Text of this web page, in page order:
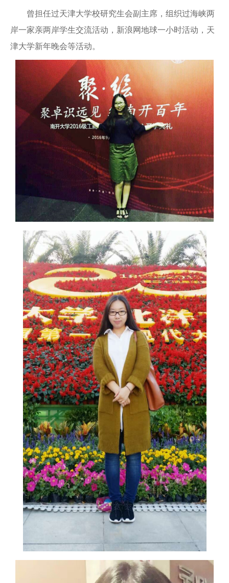
曾担任过天津大学校研究生会副主席，组织过海峡两
岸一家亲两岸学生交流活动，新浪网地球一小时活动，天
津大学新年晚会等活动。